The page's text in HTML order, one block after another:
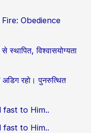
Obedience
से स्थापित, विश्वासयोग्यता
रहो। पुनरुत्थित
fast to Him..
fast to Him..